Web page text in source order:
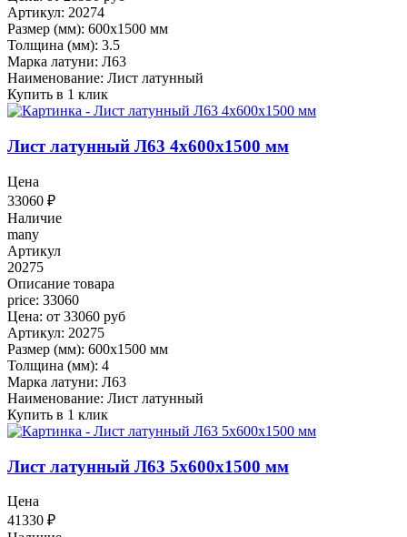
Артикул: 20274
Размер (мм): 600x1500 мм
Толщина (мм): 3.5
Марка латуни: Л63
Наименование: Лист латунный
Купить в 1 клик
Лист латунный Л63 4x600x1500 мм
Цена
33060 ₽
Наличие
many
Артикул
20275
Описание товара
price: 33060
Цена: от 33060 руб
Артикул: 20275
Размер (мм): 600x1500 мм
Толщина (мм): 4
Марка латуни: Л63
Наименование: Лист латунный
Купить в 1 клик
Лист латунный Л63 5x600x1500 мм
Цена
41330 ₽